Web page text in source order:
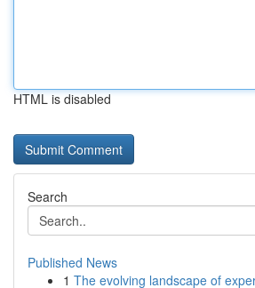
HTML is disabled
Search
Published News
1 The evolving landscape of